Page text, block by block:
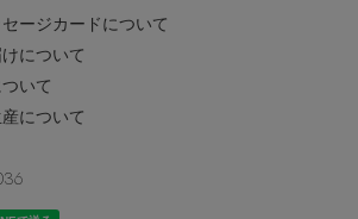
ラップ
カチ・時計など)
ージカードについて
について
いて
について